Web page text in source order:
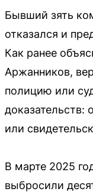
Бывший зять
отказался и
Как ранее
Аржанников,
полицию или
доказательств:
или
В марте 2025
выбросили